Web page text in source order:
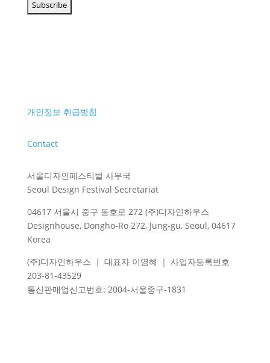
개인정보 취급방침
Contact
서울디자인페스티벌 사무국
Seoul Design Festival Secretariat
04617 서울시 중구 동호로 272 (주)디자인하우스
Designhouse, Dongho-Ro 272, Jung-gu, Seoul, 04617
Korea
(주)디자인하우스 ｜ 대표자 이영혜 ｜ 사업자등록번호
203-81-43529
통신판매업신고번호: 2004-서울중구-1831